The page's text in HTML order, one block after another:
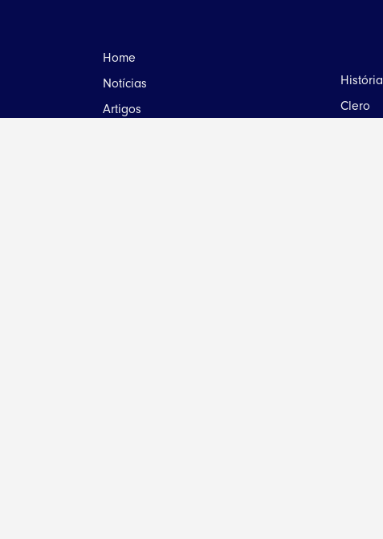
Home
Notícias
Artigos
História
Clero